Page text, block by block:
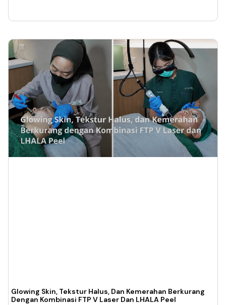
Glowing Skin, Tekstur Halus, Dan Kemerahan Berkurang
Dengan Kombinasi FTP V Laser Dan LHALA Peel